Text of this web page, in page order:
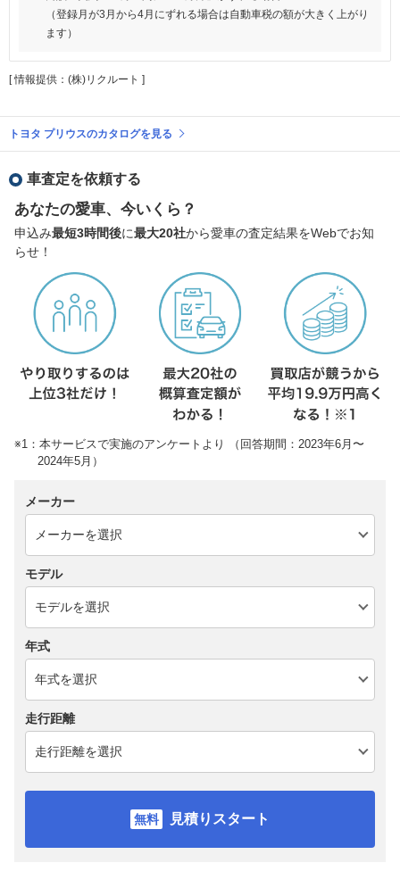
（登録月が3月から4月にずれる場合は自動車税の額が大きく上がり
ます）
[ 情報提供：(株)リクルート ]
トヨタ プリウスのカタログを見る
車査定を依頼する
あなたの愛車、今いくら？
申込み最短3時間後に最大20社から愛車の査定結果をWebでお知
らせ！
※1：本サービスで実施のアンケートより （回答期間：2023年6月〜
2024年5月）
メーカー
モデル
年式
走行距離
見積りスタート